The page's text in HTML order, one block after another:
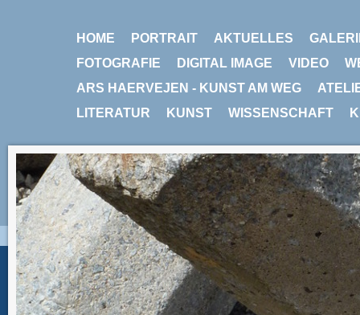
HOME PORTRAIT AKTUELLES
FOTOGRAFIE
DIGITAL IMAGE VIDEO
ARS HAERVEJEN - KUNST AM WEG
LITERATUR
KUNST WISSENSCHAFT